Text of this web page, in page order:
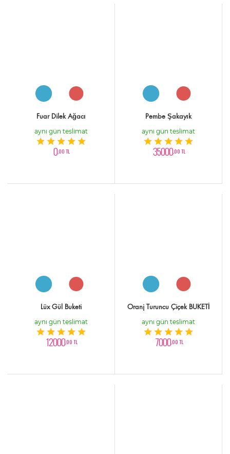
Fuar Dilek Ağacı
aynı gün teslimat
0,00 TL
Pembe Şakayık
aynı gün teslimat
35000,00 TL
Lüx Gül Buketi
aynı gün teslimat
12000,00 TL
Oranj Turuncu Çiçek BUKETİ
aynı gün teslimat
7000,00 TL